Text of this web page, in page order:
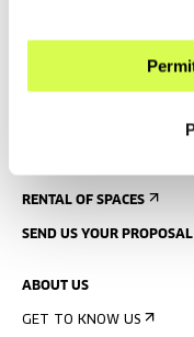
RENTAL OF SPACES
SEND US YOUR PROPOSAL
ABOUT US
GET TO KNOW US